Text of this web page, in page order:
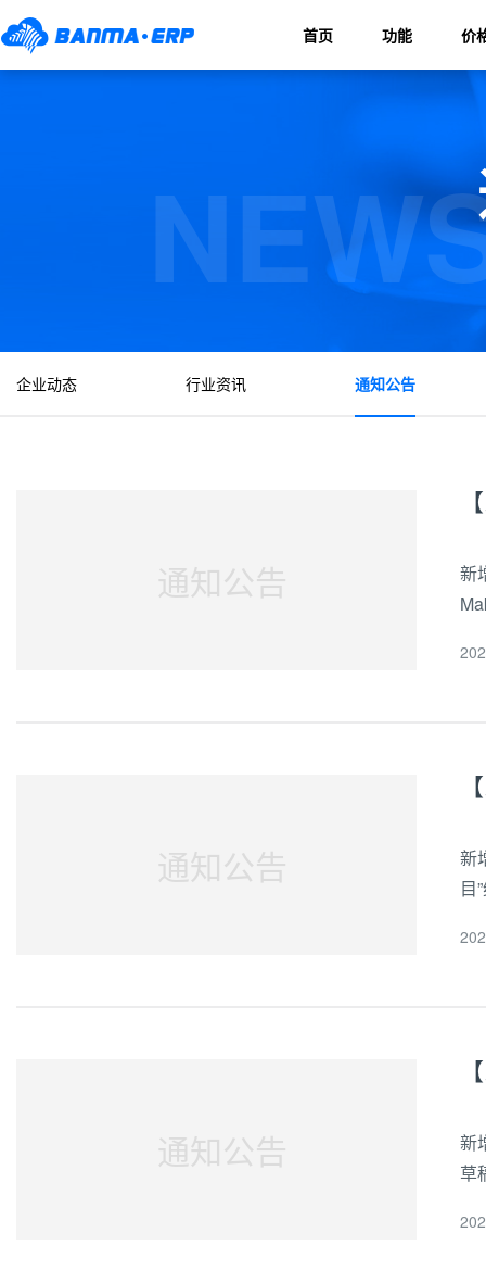
首页 功能 价
企业动态 行业资讯 通知公告
通知公告
新
（
通知公告
新
目
动
通知公告
新
草
4